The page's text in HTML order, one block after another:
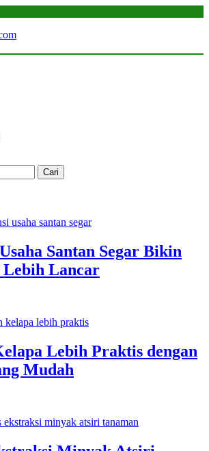
Santan Segar Bikin
Lancar
Lebih Praktis dengan
Mudah